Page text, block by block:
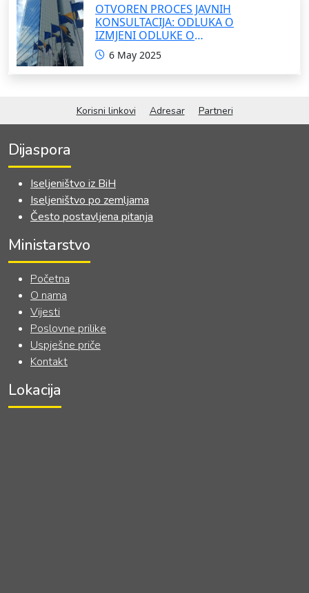
OTVOREN PROCES JAVNIH
KONSULTACIJA: ODLUKA O
IZMJENI ODLUKE O
FORMIRANJU INTERRESORNE
RADNE GRUPE ZA IZRADU
OKVIRNOG ZAKONA O
HERCEGOVINE
6 May 2025
Korisni linkovi Adresar Partneri
Dijaspora
Iseljeništvo iz BiH
Iseljeništvo po zemljama
Često postavljena pitanja
Ministarstvo
Početna
O nama
Vijesti
Poslovne prilike
Uspješne priče
Kontakt
Lokacija